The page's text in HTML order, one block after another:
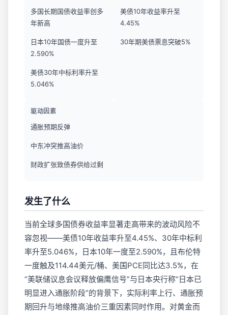
多国长期国债收益率创多
年新高
日本10年国债一度升至
2.590%
美债30年中标利率升至
5.046%
美债10年收益率升至
4.45%
30年期美债票息突破5%
驱动因素
通胀预期反弹
中东冲突推高油价
财政扩张致债券供给过剩
发生了什么
当前全球多国债券收益率显著走高带来的波动风险不
容忽视——美债10年收益率升至4.45%、30年中标利
率升至5.046%，日本10年一度至2.590%，且布伦特
一度触及114.44美元/桶、美国PCE同比达3.5%，在
“美联储议息会议释放偏鹰信号”与日本央行称“日本已
明显进入通胀阶段”的背景下，实际利率上行、通胀预
期回升与地缘推高油价三重因素同时作用。对黄金而